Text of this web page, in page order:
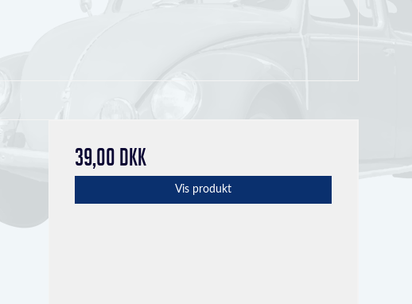
39,00 DKK
Vis produkt